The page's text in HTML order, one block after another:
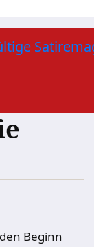
Beginn